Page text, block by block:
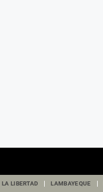
LA LIBERTAD LAMBAYEQUE